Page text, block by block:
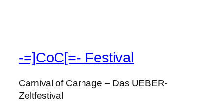
-=]CoC[=- Festival
Carnival of Carnage – Das UEBER-
Zeltfestival